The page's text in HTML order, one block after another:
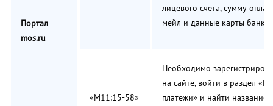
Портал
mos.ru
лицевого счета, сумму
мейл и данные карты банка.
«М11:15-58»
Необходимо
на сайте, войти в раздел
платежи» и найти название